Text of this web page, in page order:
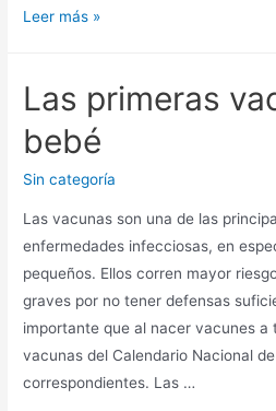
Leer más »
Las primeras
bebé
Sin categoría
Las vacunas son una de las
enfermedades infecciosas, en
pequeños. Ellos corren mayor
graves por no tener defensas
importante que al nacer vacunes a
vacunas del Calendario Nacional
correspondientes. Las …